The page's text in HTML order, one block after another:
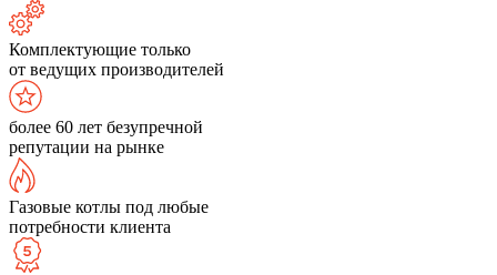
Комплектующие только
от ведущих производителей
более 60 лет безупречной
репутации на рынке
Газовые котлы под любые
потребности клиента